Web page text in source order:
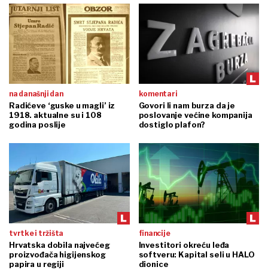
na današnji dan
Radićeve ‘guske u magli’ iz
1918. aktualne su i 108
godina poslije
komentari
Govori li nam burza da je
poslovanje većine kompanija
dostiglo plafon?
tvrtke i tržišta
Hrvatska dobila najvećeg
proizvođača higijenskog
papira u regiji
financije
Investitori okreću leđa
softveru: Kapital seli u HALO
dionice